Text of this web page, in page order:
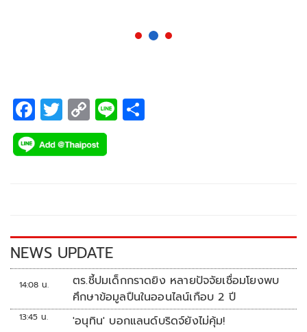
F
ac
e
k
T
wi
tt
C
o
p
k
Li
NEWS UPDATE
14:08 น.
ตร.ชี้ปมเด็กกราดยิง หลายปัจจัยเชื่อมโยงพบ
ศึกษาข้อมูลปืนในออนไลน์เกือบ 2 ปี
13:45 น. 'อนุทิน' บอกแลนด์บริดจ์ยังไม่คุ้ม!